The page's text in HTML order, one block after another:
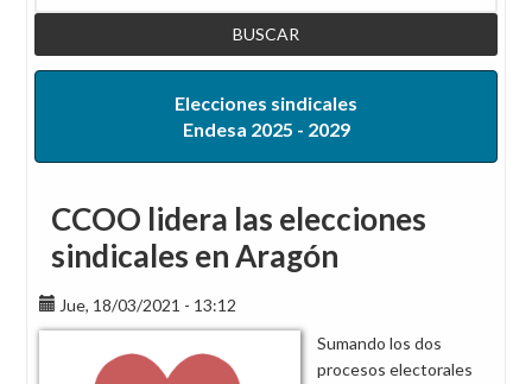
Elecciones sindicales
Endesa 2025 - 2029
CCOO lidera las elecciones
sindicales en Aragón
Jue, 18/03/2021 - 13:12
Sumando los dos
procesos electorales